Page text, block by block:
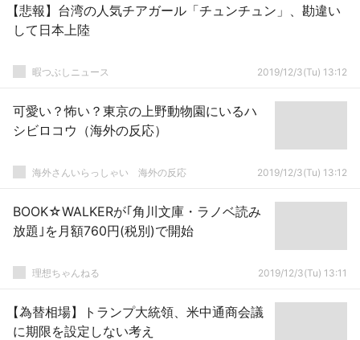
【悲報】台湾の人気チアガール「チュンチュン」、勘違い
して日本上陸
暇つぶしニュース 2019/12/3(Tu) 13:12
可愛い？怖い？東京の上野動物園にいるハ
シビロコウ（海外の反応）
海外さんいらっしゃい 海外の反応 2019/12/3(Tu) 13:12
BOOK☆WALKERが｢角川文庫・ラノベ読み
放題｣を月額760円(税別)で開始
理想ちゃんねる 2019/12/3(Tu) 13:11
【為替相場】トランプ大統領、米中通商会議
に期限を設定しない考え